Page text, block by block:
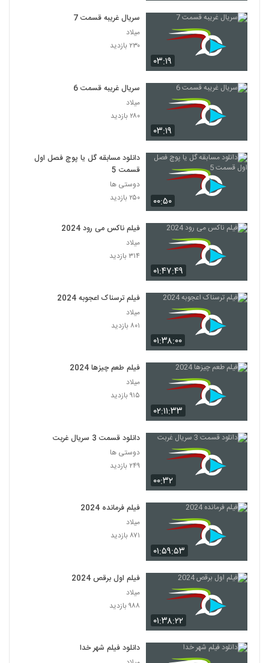
۰۳:۱۹
سریال غریبه قسمت 7
میلاد
۲۳۰ بازدید
۰۳:۱۹
سریال غریبه قسمت 6
میلاد
۲۸۰ بازدید
۰۰:۵۰
دانلود مسابقه گل یا پوچ فصل اول
قسمت 5
دوستی ها
۲۵۰ بازدید
۰۱:۴۷:۴۹
فیلم ناکس می رود 2024
میلاد
۳۱۴ بازدید
۰۱:۳۸:۰۰
فیلم ترسناک اعجوبه 2024
میلاد
۸۰۱ بازدید
۰۲:۱۱:۳۳
فیلم طعم چیزها 2024
میلاد
۹۱۵ بازدید
۰۰:۳۲
دانلود قسمت 3 سریال غربت
دوستی ها
۲۴۹ بازدید
۰۱:۵۹:۵۳
فیلم فرمانده 2024
میلاد
۸۷۱ بازدید
۰۱:۳۸:۲۲
فیلم اول برقص 2024
میلاد
۹۸۸ بازدید
دانلود فیلم شهر خدا